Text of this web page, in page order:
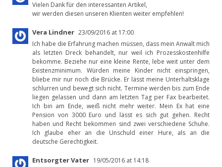
Vielen Dank für den interessanten Artikel,
wir werden diesen unseren Klienten weiter empfehlen!
Vera Lindner 23/09/2016 at 17:00
Ich habe die Erfahrung machen müssen, dass mein Anwalt mich
als letzten Dreck behandelt, nur weil ich Prozesskostenhilfe
bekomme. Beziehe nur eine kleine Rente, lebe weit unter dem
Existenzminimum. Würden meine Kinder nicht einspringen,
bliebe mir nur noch die Brücke. Er lässt meine Unterhaltsklage
schlurren und bewegt sich nicht. Termine werden bis zum Ende
liegen gelassen und dann am letzten Tag per Fax bearbeitet.
Ich bin am Ende, weiß nicht mehr weiter. Mein Ex hat eine
Pension von 3000 Euro und lässt es sich gut gehen. Recht
haben und Recht bekommen sind zwei verschiedene Schuhe.
Ich glaube eher an die Unschuld einer Hure, als an die
deutsche Gerechtigkeit.
Entsorgter Vater 19/05/2016 at 14:18